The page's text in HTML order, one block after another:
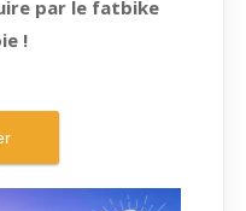
par le fatbike
!